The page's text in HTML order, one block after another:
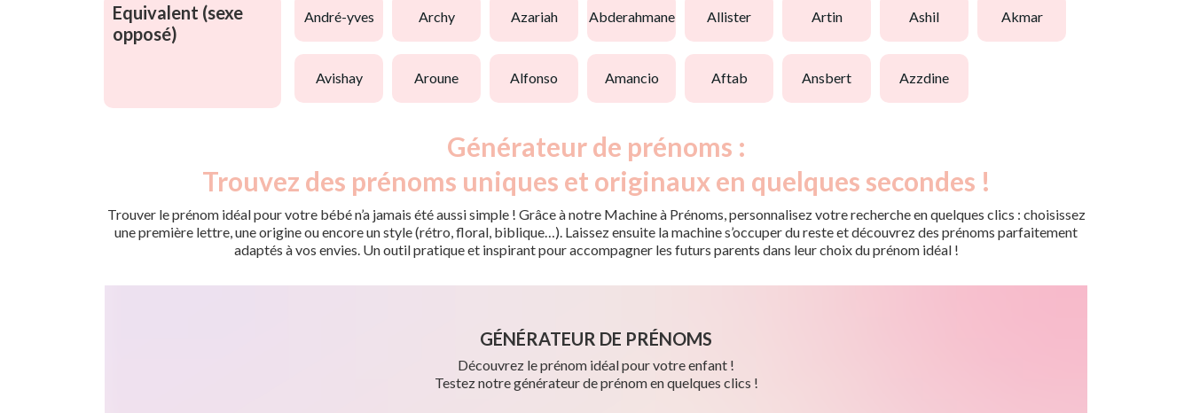
Equivalent (sexe
opposé)
andré-yves archy azariah abderahmane allister artin ashil akmar
avishay aroune alfonso amancio aftab ansbert azzdine
Générateur de prénoms :
Trouvez des prénoms uniques et originaux en quelques secondes !
Trouver le prénom idéal pour votre bébé n’a jamais été aussi simple ! Grâce à notre Machine à Prénoms, personnalisez votre recherche en quelques clics : choisissez
une première lettre, une origine ou encore un style (rétro, floral, biblique…). Laissez ensuite la machine s’occuper du reste et découvrez des prénoms parfaitement
adaptés à vos envies. Un outil pratique et inspirant pour accompagner les futurs parents dans leur choix du prénom idéal !
GÉNÉRATEUR DE PRÉNOMS
Découvrez le prénom idéal pour votre enfant !
Testez notre générateur de prénom en quelques clics !